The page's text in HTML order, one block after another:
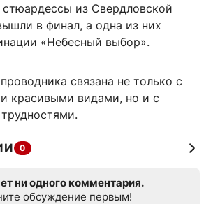
из Свердловской
в финал, а одна из них
«Небесный выбор».
связана не только с
красивыми видами, но и с
0
ни одного комментария.
обсуждение первым!